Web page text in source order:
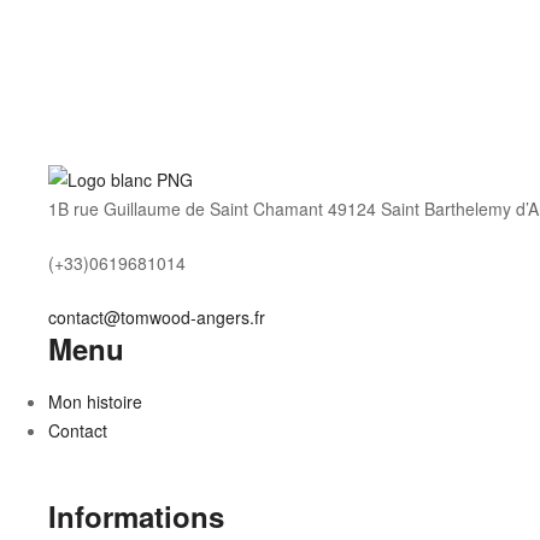
1B rue Guillaume de Saint Chamant 49124 Saint Barthelemy
(+33)0619681014
contact@tomwood-angers.fr
Menu
Mon histoire
Contact
Informations